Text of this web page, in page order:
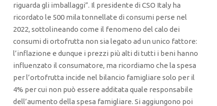
riguarda gli imballaggi”. Il presidente di CSO Italy ha
ricordato le 500 mila tonnellate di consumi perse nel
2022, sottolineando come il fenomeno del calo dei
consumi di ortofrutta non sia legato ad un unico fattore:
l’inflazione e dunque i prezzi più alti di tutti i beni hanno
influenzato il consumatore, ma ricordiamo che la spesa
per l’ortofrutta incide nel bilancio famigliare solo per il
4% per cui non può essere additata quale responsabile
dell’aumento della spesa famigliare. Si aggiungono poi